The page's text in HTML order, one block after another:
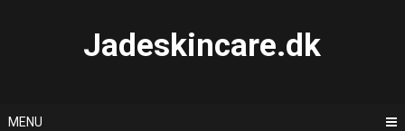
Jadeskincare.dk
MENU